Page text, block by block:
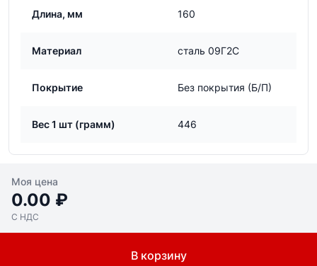
Длина, мм 160
Материал сталь 09Г2С
Покрытие Без покрытия (Б/П)
Вес 1 шт (грамм) 446
Моя цена
0.00 ₽
С НДС
В корзину